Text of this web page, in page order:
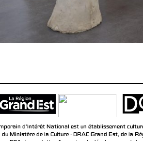
d’Intérêt National est un établissement
Ministère de la Culture - DRAC Grand Est, de la